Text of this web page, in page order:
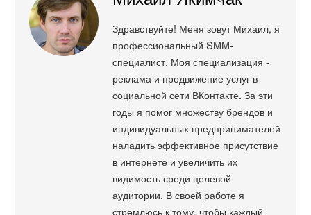
Здравствуйте! Меня зовут Михаил, я
профессиональный SMM-
специалист. Моя специализация -
реклама и продвижение услуг в
социальной сети ВКонтакте. За эти
годы я помог множеству брендов и
индивидуальных предпринимателей
наладить эффективное присутствие
в интернете и увеличить их
видимость среди целевой
аудитории. В своей работе я
стремлюсь к тому, чтобы каждый